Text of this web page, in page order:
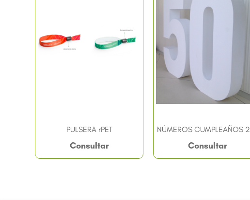
PULSERA rPET
Consultar
NÚMEROS CUMPLEAÑOS
Consultar